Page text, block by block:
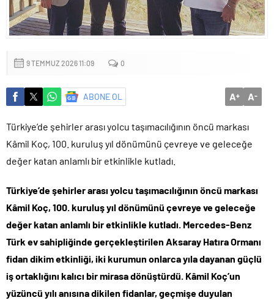
Küçük işletmeler büyük siber risklerle karşı karşıya
9 TEMMUZ 2026 11:09 0
ABONE OL A+ A-
Türkiye’de şehirler arası yolcu taşımacılığının öncü markası
Kâmil Koç, 100. kuruluş yıl dönümünü çevreye ve geleceğe
değer katan anlamlı bir etkinlikle kutladı.
Türkiye’de şehirler arası yolcu taşımacılığının öncü markası
Kâmil Koç, 100. kuruluş yıl dönümünü çevreye ve geleceğe
değer katan anlamlı bir etkinlikle kutladı. Mercedes-Benz
Türk ev sahipliğinde gerçekleştirilen Aksaray Hatıra Ormanı
fidan dikim etkinliği, iki kurumun onlarca yıla dayanan güçlü
iş ortaklığını kalıcı bir mirasa dönüştürdü. Kâmil Koç’un
yüzüncü yılı anısına dikilen fidanlar, geçmişe duyulan